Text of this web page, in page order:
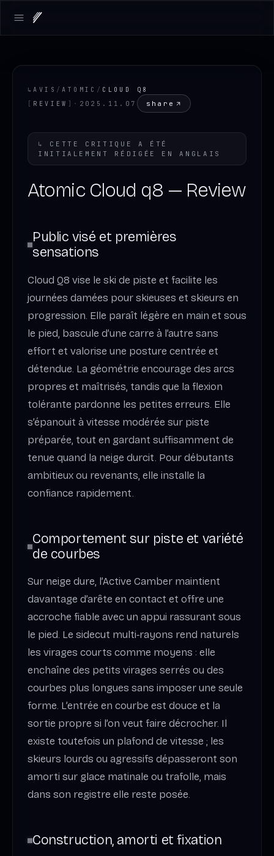
Open main menu
↳AVIS /ATOMIC / CLOUD Q8
[ REVIEW ] · 2025.11.07 share
↳ CETTE CRITIQUE A ÉTÉ
INITIALEMENT RÉDIGÉE EN
ANGLAIS
Atomic Cloud q8 — Review
Public visé et premières
sensations
Cloud Q8 vise le ski de piste et facilite les
journées damées pour skieuses et skieurs en
progression. Elle paraît légère en main et sous
le pied, bascule d’une carre à l’autre sans
effort et valorise une posture centrée et
détendue. La géométrie encourage des arcs
propres et maîtrisés, tandis que la flexion
tolérante pardonne les petites erreurs. Elle
s’épanouit à vitesse modérée sur piste
préparée, tout en gardant suffisamment de
tenue quand la neige durcit. Pour débutants
ambitieux ou revenants, elle installe la
confiance rapidement.
Comportement sur piste et variété
de courbes
Sur neige dure, l’Active Camber maintient
davantage d’arête en contact et offre une
accroche fiable avec un appui rassurant sous
le pied. Le sidecut multi‑rayons rend naturels
les virages courts comme moyens : elle
enchaîne des petits virages serrés ou des
courbes plus longues sans imposer une seule
forme. L’entrée en courbe est douce et la
sortie propre si l’on veut faire décrocher. Il
existe toutefois un plafond de vitesse ; les
skieurs lourds ou agressifs dépasseront son
amorti sur glace matinale ou trafolle, mais
dans son registre elle reste posée.
Construction, amorti et fixation